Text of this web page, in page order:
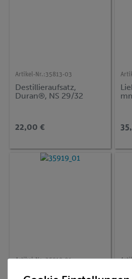
Artikel-Nr.:35813-03
Destillieraufsatz,
Duran®, NS 29/32
22,00 €
Artikel-Nr.:35919-01